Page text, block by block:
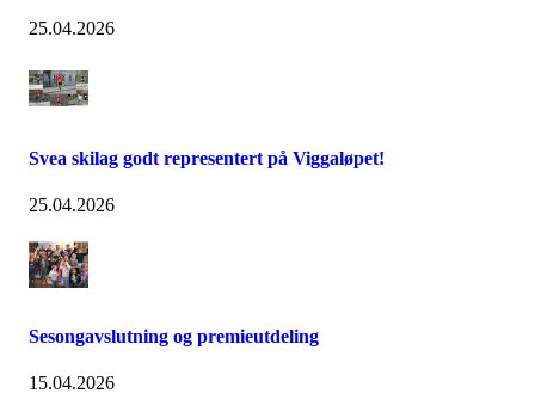
25.04.2026
Svea skilag godt representert på Viggaløpet!
25.04.2026
Sesongavslutning og premieutdeling
15.04.2026